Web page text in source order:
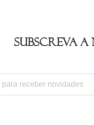
Subscreva